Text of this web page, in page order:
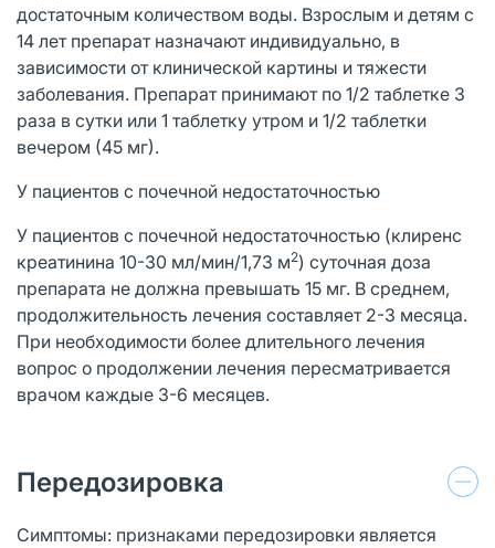
достаточным количеством воды. Взрослым и детям с
14 лет препарат назначают индивидуально, в
зависимости от клинической картины и тяжести
заболевания. Препарат принимают по 1/2 таблетке 3
раза в сутки или 1 таблетку утром и 1/2 таблетки
вечером (45 мг).
У пациентов с почечной недостаточностью
У пациентов с почечной недостаточностью (клиренс
креатинина 10-30 мл/мин/1,73 м2) суточная доза
препарата не должна превышать 15 мг. В среднем,
продолжительность лечения составляет 2-3 месяца.
При необходимости более длительного лечения
вопрос о продолжении лечения пересматривается
врачом каждые 3-6 месяцев.
Передозировка
Симптомы: признаками передозировки является